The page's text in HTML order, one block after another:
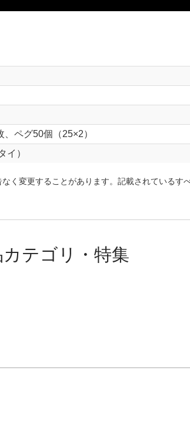
ペグ50個（25×2）
イ）
く変更することがあります。記載されているす
テゴリ・特集